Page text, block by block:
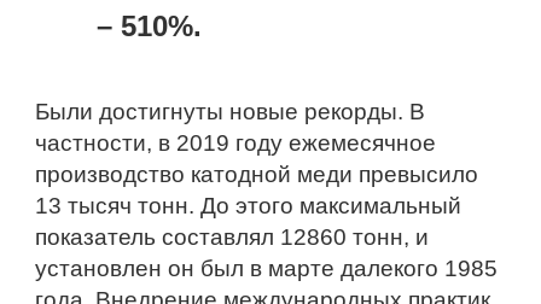
– 510%.
Были достигнуты новые рекорды. В
частности, в 2019 году ежемесячное
производство катодной меди превысило
13 тысяч тонн. До этого максимальный
показатель составлял 12860 тонн, и
установлен он был в марте далекого 1985